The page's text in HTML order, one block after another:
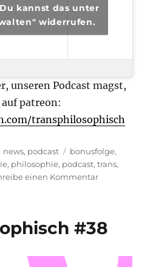
kannst das unter
widerrufen.
unseren Podcast magst,
patreon:
transphilosophisch
Kategorien
news, podcast Schlagwörter
bonusfolge,
, philosophie, podcast,trans,
einen Kommentarzu
#38